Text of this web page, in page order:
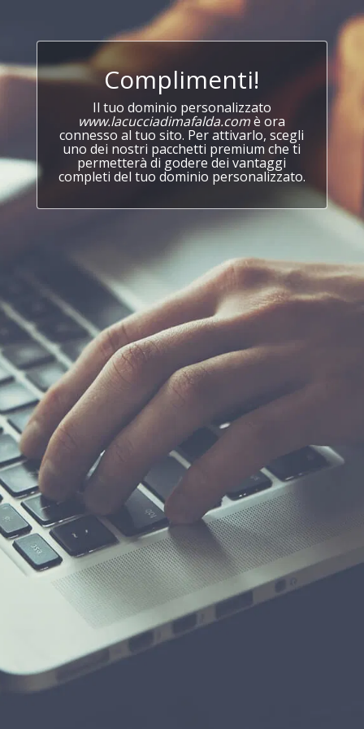
Complimenti!
Il tuo dominio personalizzato
www.lacucciadimafalda.comè ora
connesso al tuo sito. Per attivarlo, scegli
uno dei nostri pacchetti premium che ti
permetterà di godere dei vantaggi
completi del tuo dominio personalizzato.